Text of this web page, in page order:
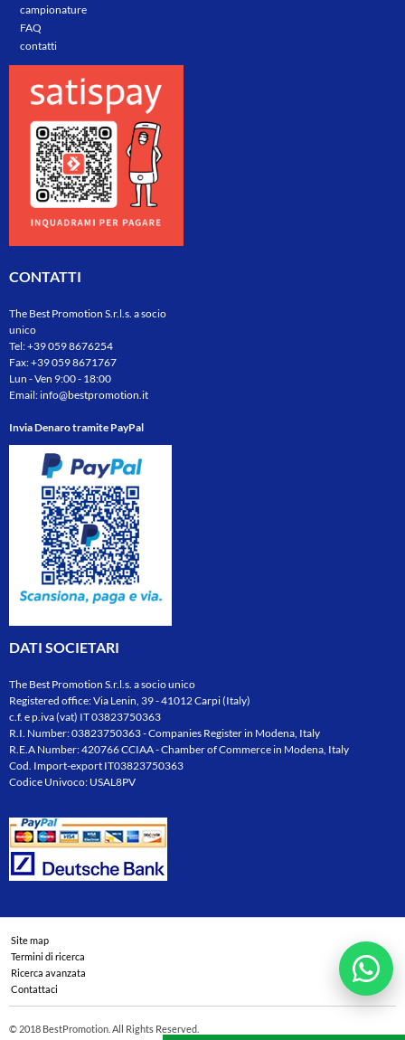
campionature
FAQ
contatti
CONTATTI
The Best Promotion S.r.l.s. a socio
unico
Tel:+39 059 8676254
Fax: +39 059 8671767
Lun - Ven 9:00 - 18:00
Email:info@bestpromotion.it
Invia Denaro tramite PayPal
DATI SOCIETARI
The Best Promotion S.r.l.s. a socio unico
Registered office: Via Lenin, 39 - 41012 Carpi (Italy)
c.f. e p.iva (vat) IT 03823750363
R.I. Number: 03823750363 - Companies Register in Modena, Italy
R.E.A Number: 420766 CCIAA - Chamber of Commerce in Modena, Italy
Cod. Import-export IT03823750363
Codice Univoco: USAL8PV
Site map
Termini di ricerca
Ricerca avanzata
Contattaci
© 2018 BestPromotion. All Rights Reserved.